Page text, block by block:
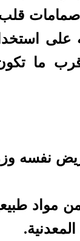
صمامات
على
أقرب ما
نفسه
مواد